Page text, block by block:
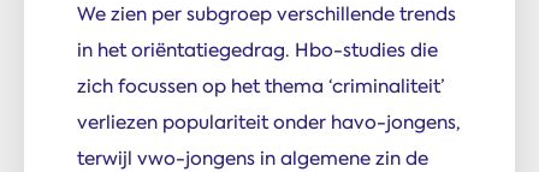
We zien per subgroep verschillende trends
in het oriëntatiegedrag. Hbo-studies die
zich focussen op het thema ‘criminaliteit’
verliezen populariteit onder havo-jongens,
terwijl vwo-jongens in algemene zin de